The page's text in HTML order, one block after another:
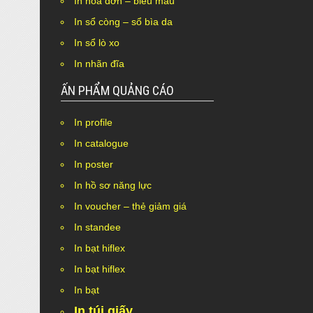
In sổ còng – sổ bìa da
In sổ lò xo
In nhãn đĩa
ẤN PHẨM QUẢNG CÁO
In profile
In catalogue
In poster
In hồ sơ năng lực
In voucher – thẻ giảm giá
In standee
In bạt hiflex
In bạt hiflex
In bạt